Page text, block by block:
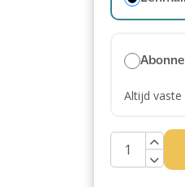
Altijd